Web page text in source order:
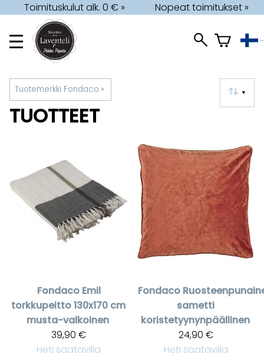
Toimituskulut alk. 0 € » Nopeat toimitukset »
Tuotemerkki Fondaco ‪» ▼
TUOTTEET
Fondaco Emil
torkkupeitto 130x170 cm
musta-valkoinen
39,90 €
Heti saatavilla
Fondaco
sametti
koristetyynynpäällinen
24,90 €
Heti saatavilla